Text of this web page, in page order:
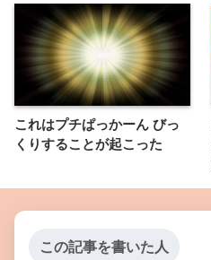
これはプチぱっかーん びっ
くりすることが起こった
この記事を書いた人